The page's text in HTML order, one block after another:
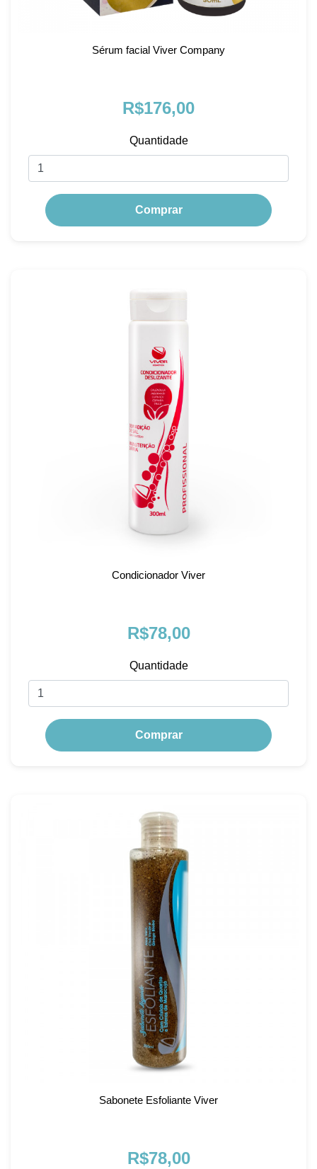
Sérum facial Viver Company
R$176,00
Quantidade
Comprar
Condicionador Viver
R$78,00
Quantidade
Comprar
Sabonete Esfoliante Viver
R$78,00